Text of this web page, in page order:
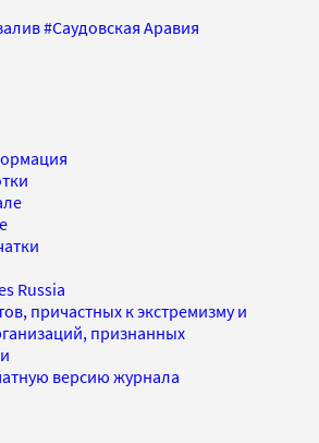
#Саудовская Аравия
Russia
причастных к экстремизму и
признанных
версию журнала